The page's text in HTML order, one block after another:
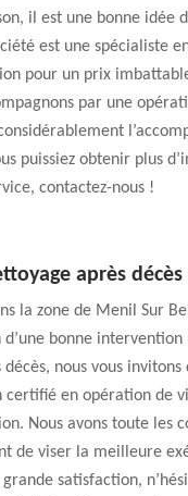
il est une bonne idée
est une spécialiste
pour un prix
par une
puissiez obtenir plus
contactez-nous !
après
la zone de Menil Sur
d’une bonne
nous vous invitons
certifié en opération de
Nous avons toute les
de viser la meilleure
satisfaction,